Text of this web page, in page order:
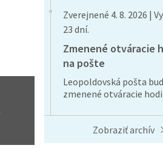
Zverejnené 4. 8. 2026 |
23 dní.
Zmenené otváracie
na pošte
Leopoldovská pošta
zmenené otváracie
Zobraziť archív